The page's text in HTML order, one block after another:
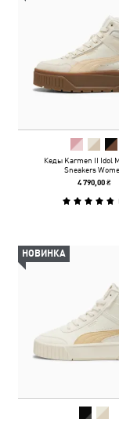
Кеды Karmen II Idol
Sneakers
4 790,00 ₴
НОВИНКА